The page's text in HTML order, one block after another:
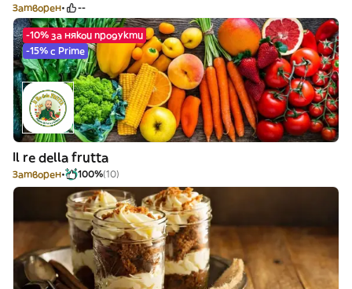
Затворен --
-10% за някои продукти
-15% с Prime
Il re della frutta
Затворен 100%(10)